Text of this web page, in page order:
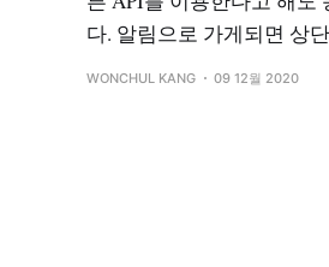
다. 알림으로 가게되면 상
WONCHUL KANG 09 12월 2020